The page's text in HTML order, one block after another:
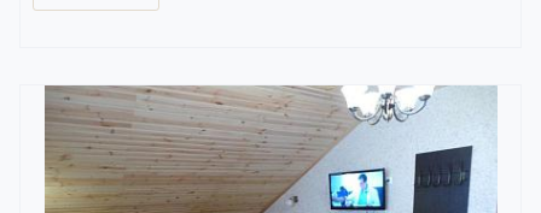
илиоставить заявку на бронированиечерез бесплатный
WhatsApp-чат (ссылка на чат откроется в новом окне), либо
напрямуюпо телефону +7 (903) 757-41-41. Кнопка открытия
WhatsApp-чата также расположена в правом нижнем углу нашего
сайта.